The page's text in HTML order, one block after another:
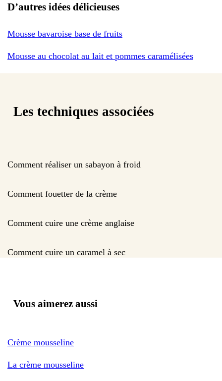
D’autres idées délicieuses
Mousse bavaroise base de fruits
Mousse au chocolat au lait et pommes caramélisées
Les techniques associées
Comment réaliser un sabayon à froid
Comment fouetter de la crème
Comment cuire une crème anglaise
Comment cuire un caramel à sec
Vous aimerez aussi
Crème mousseline
La crème mousseline